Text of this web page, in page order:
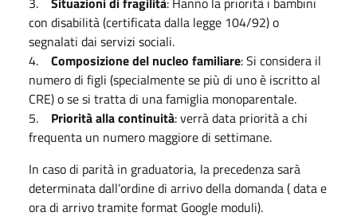
con disabilità (certificata dalla legge 104/92) o
segnalati dai servizi sociali.
4. Composizione del nucleo familiare: Si considera il
numero di figli (specialmente se più di uno è iscritto al
CRE) o se si tratta di una famiglia monoparentale.
5. Priorità alla continuità: verrà data priorità a chi
frequenta un numero maggiore di settimane.
In caso di parità in graduatoria, la precedenza sarà
determinata dall’ordine di arrivo della domanda ( data e
ora di arrivo tramite format Google moduli).